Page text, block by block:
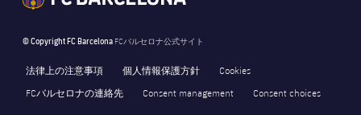
© Copyright FC Barcelona FCバルセロナ公式サイト
法律上の注意事項 個人情報保護方針
Cookies
FCバルセロナの連絡先
Consent management Consent choices